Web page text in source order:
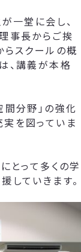
一堂に会し、
事長からご挨
らスクールの概
、講義が本格
間分野」の強化
を図っていま
とって多くの学
していきます。